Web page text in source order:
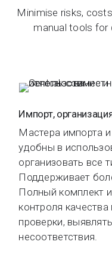
Minimise risks,
manual tools for
Импорт,
Мастера импорта
удобны в
организовать все
Поддерживает
Полный комплект
контроля
проверки,
несоответствия.